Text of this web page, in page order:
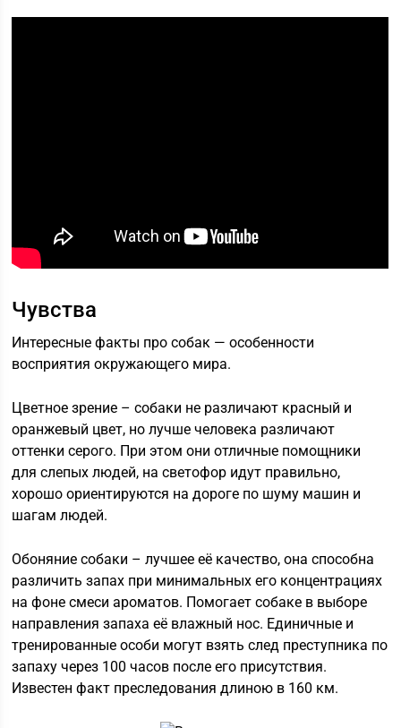
Чувства
Интересные факты про собак — особенности
восприятия окружающего мира.
Цветное зрение – собаки не различают красный и
оранжевый цвет, но лучше человека различают
оттенки серого. При этом они отличные помощники
для слепых людей, на светофор идут правильно,
хорошо ориентируются на дороге по шуму машин и
шагам людей.
Обоняние собаки – лучшее её качество, она способна
различить запах при минимальных его концентрациях
на фоне смеси ароматов. Помогает собаке в выборе
направления запаха её влажный нос. Единичные и
тренированные особи могут взять след преступника по
запаху через 100 часов после его присутствия.
Известен факт преследования длиною в 160 км.